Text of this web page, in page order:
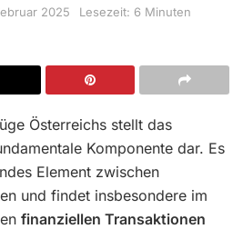
2025 Lesezeit: 6 Minuten
Österreichs stellt das
Komponente dar. Es
Element zwischen
und findet insbesondere im
finanziellen Transaktionen